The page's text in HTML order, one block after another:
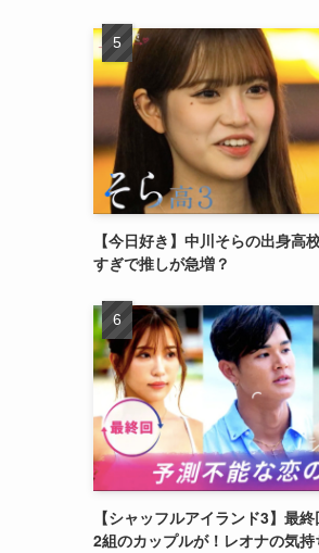
【今日好き】中川そらの出身高
すぎで推しが急増？
【シャッフルアイランド3】最
2組のカップルが！レオナの気持